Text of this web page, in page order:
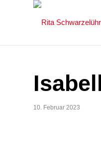
10. Februar 2023